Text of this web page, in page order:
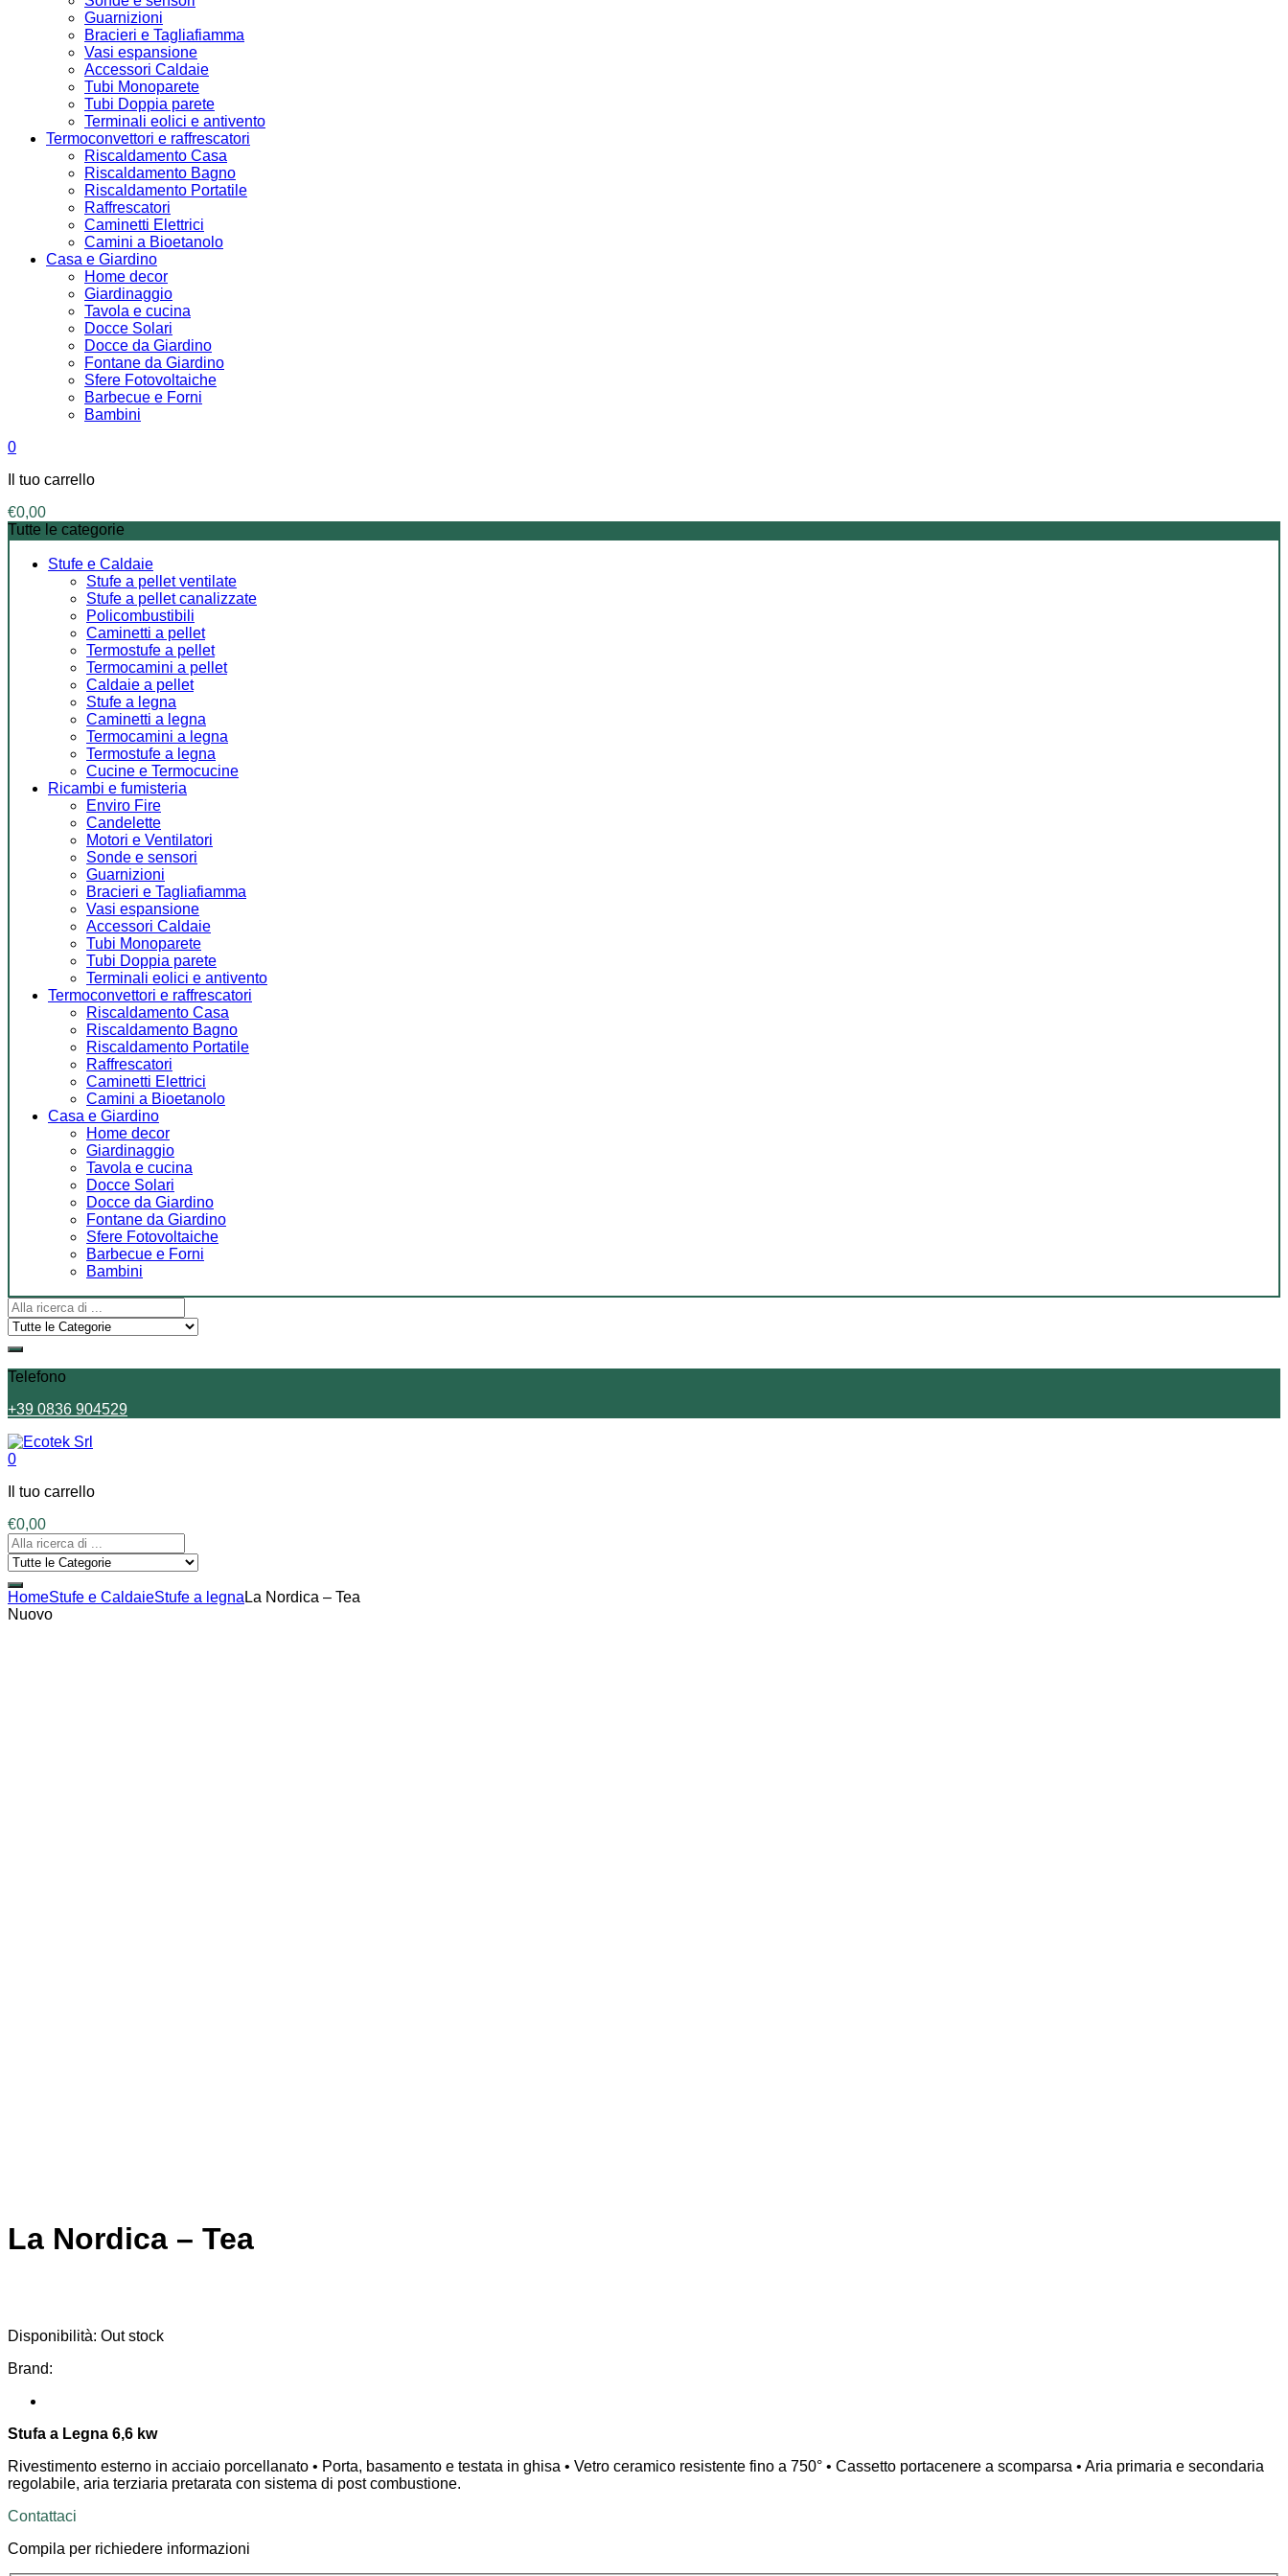
Guarnizioni
Bracieri e Tagliafiamma
Vasi espansione
Accessori Caldaie
Tubi Monoparete
Tubi Doppia parete
Terminali eolici e antivento
Termoconvettori e raffrescatori
Riscaldamento Casa
Riscaldamento Bagno
Riscaldamento Portatile
Raffrescatori
Caminetti Elettrici
Camini a Bioetanolo
Casa e Giardino
Home decor
Giardinaggio
Tavola e cucina
Docce Solari
Docce da Giardino
Fontane da Giardino
Sfere Fotovoltaiche
Barbecue e Forni
Bambini
0
Il tuo carrello
€0,00
Tutte le categorie
Stufe e Caldaie
Stufe a pellet ventilate
Stufe a pellet canalizzate
Policombustibili
Caminetti a pellet
Termostufe a pellet
Termocamini a pellet
Caldaie a pellet
Stufe a legna
Caminetti a legna
Termocamini a legna
Termostufe a legna
Cucine e Termocucine
Ricambi e fumisteria
Enviro Fire
Candelette
Motori e Ventilatori
Sonde e sensori
Guarnizioni
Bracieri e Tagliafiamma
Vasi espansione
Accessori Caldaie
Tubi Monoparete
Tubi Doppia parete
Terminali eolici e antivento
Termoconvettori e raffrescatori
Riscaldamento Casa
Riscaldamento Bagno
Riscaldamento Portatile
Raffrescatori
Caminetti Elettrici
Camini a Bioetanolo
Casa e Giardino
Home decor
Giardinaggio
Tavola e cucina
Docce Solari
Docce da Giardino
Fontane da Giardino
Sfere Fotovoltaiche
Barbecue e Forni
Bambini
Telefono
+39 0836 904529
0
Il tuo carrello
€0,00
HomeStufe e CaldaieStufe a legna La Nordica – Tea
Nuovo
La Nordica – Tea
Disponibilità: Out stock
Brand:
Stufa a Legna 6,6 kw
Rivestimento esterno in acciaio porcellanato • Porta, basamento e testata in ghisa • Vetro ceramico resistente fino a 750° • Cassetto portacenere a scomparsa • Aria primaria e secondaria
regolabile, aria terziaria pretarata con sistema di post combustione.
Contattaci
Compila per richiedere informazioni